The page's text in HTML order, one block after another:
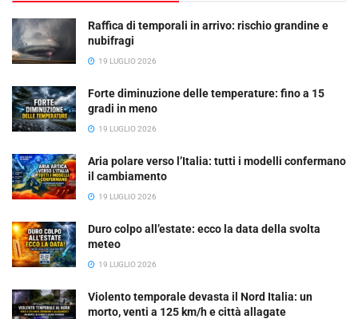
Raffica di temporali in arrivo: rischio grandine e
nubifragi
19 LUGLIO 2026
Forte diminuzione delle temperature: fino a 15
gradi in meno
19 LUGLIO 2026
Aria polare verso l’Italia: tutti i modelli confermano
il cambiamento
19 LUGLIO 2026
Duro colpo all’estate: ecco la data della svolta
meteo
19 LUGLIO 2026
Violento temporale devasta il Nord Italia: un
morto, venti a 125 km/h e città allagate